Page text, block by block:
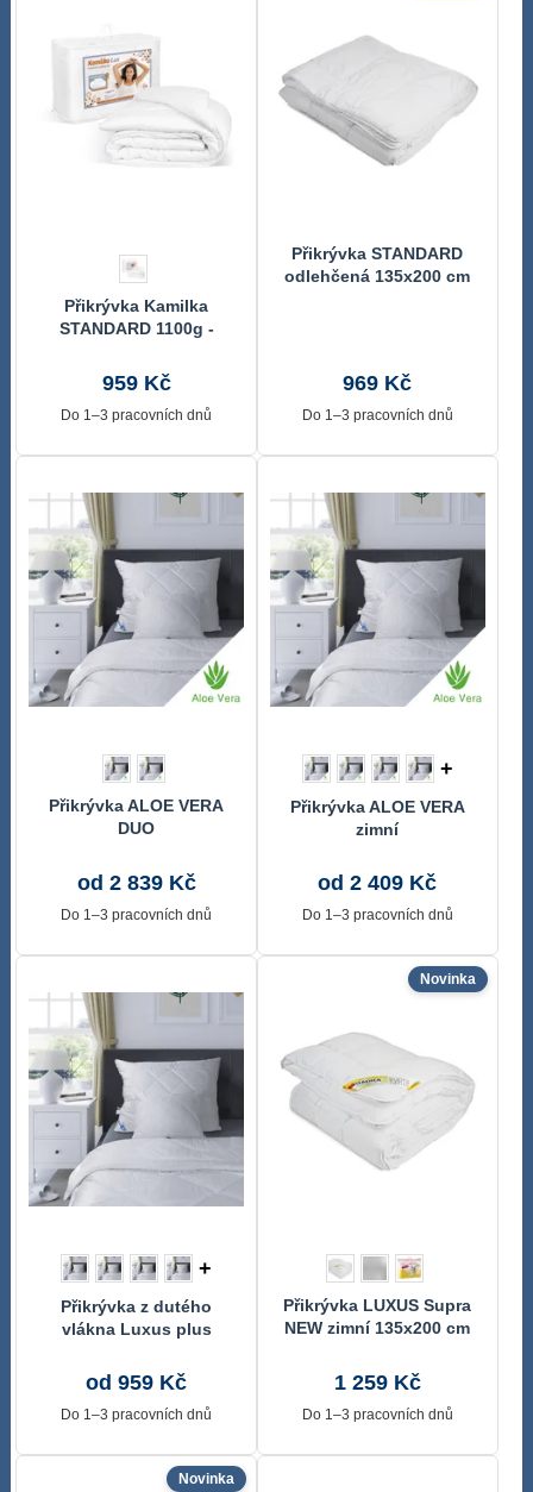
Přikrývka Kamilka
STANDARD 1100g -
1100g Bílá 5900/1100
959 Kč
Do 1–3 pracovních dnů
Přikrývka STANDARD
odlehčená 135x200 cm
969 Kč
Do 1–3 pracovních dnů
Přikrývka ALOE VERA
DUO
od 2 839 Kč
Do 1–3 pracovních dnů
+
Přikrývka ALOE VERA
zimní
od 2 409 Kč
Do 1–3 pracovních dnů
+
Přikrývka z dutého
vlákna Luxus plus
od 959 Kč
Do 1–3 pracovních dnů
Přikrývka LUXUS Supra
NEW zimní 135x200 cm
Novinka
1 259 Kč
Do 1–3 pracovních dnů
Novinka